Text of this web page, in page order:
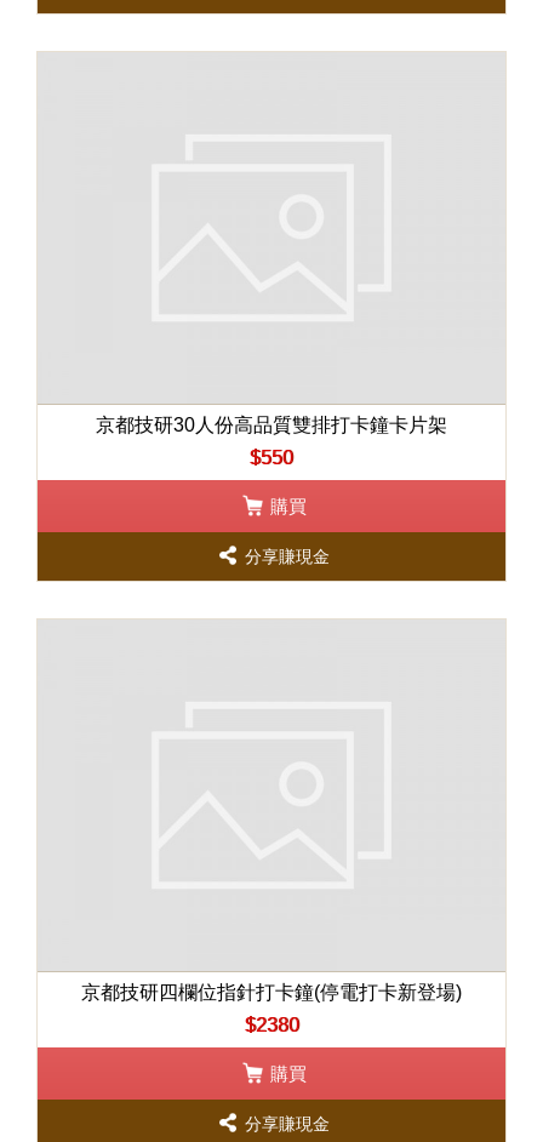
京都技研30人份高品質雙排打卡鐘卡片架
$550
購買
分享賺現金
京都技研四欄位指針打卡鐘(停電打卡新登場)
$2380
購買
分享賺現金